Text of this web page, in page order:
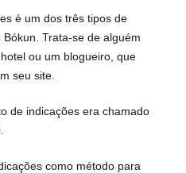
é um dos três tipos de
Trata-se de alguém
ou um blogueiro, que
seu site.
de indicações era chamado
como método para